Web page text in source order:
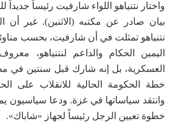
واختار نتنياهو اللواء شارفيت رئيساً جديداً
بيان صادر عن مكتبه (الاثنين). غير أن
نتنياهو تمثلت في أن شارفيت، بحسب
اليمين الحكام والداعم لنتنياهو،
العسكرية، بل إنه شارك قبل سنتين
خطة الحكومة الحالية للانقلاب على
وانتقد سياساتها في غزة. ودعا سياسيون
خطوة تعيين الرجل رئيساً لجهاز «شاباك».